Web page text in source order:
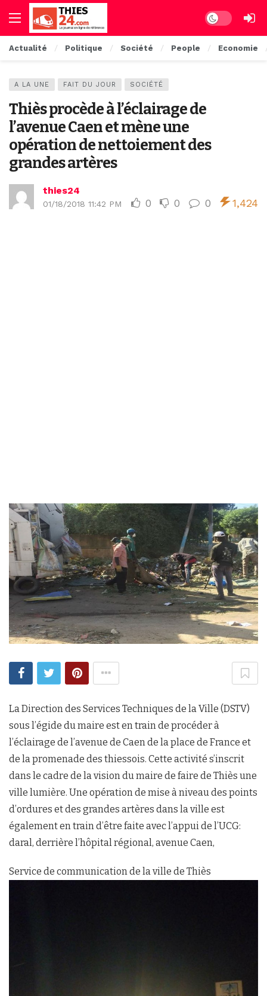
Dark mode
Actualité Politique Société People Economie
A LA UNE FAIT DU JOUR SOCIÉTÉ
Thiès procède à l’éclairage de
l’avenue Caen et mène une
opération de nettoiement des
grandes artères
thies24
01/18/2018 11:42 PM 0 0 0 1,424
La Direction des Services Techniques de la Ville (DSTV)
sous l’égide du maire est en train de procéder à
l’éclairage de l’avenue de Caen de la place de France et
de la promenade des thiessois. Cette activité s’inscrit
dans le cadre de la vision du maire de faire de Thiès une
ville lumière. Une opération de mise à niveau des points
d’ordures et des grandes artères dans la ville est
également en train d’être faite avec l’appui de l’UCG:
daral, derrière l’hôpital régional, avenue Caen,
Service de communication de la ville de Thiès